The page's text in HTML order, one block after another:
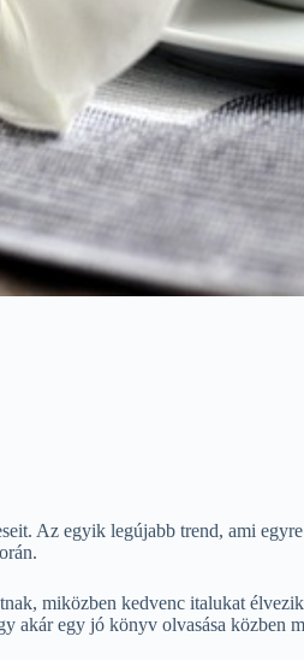
Az egyik legújabb trend, ami
miközben kedvenc italukat
akár egy jó könyv olvasása közben